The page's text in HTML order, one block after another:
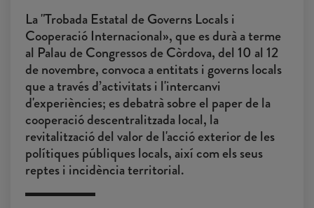
La "Trobada Estatal de Governs Locals i
Cooperació Internacional», que es durà a terme
al Palau de Congressos de Còrdova, del 10 al 12
de novembre, convoca a entitats i governs locals
que a través d’activitats i l'intercanvi
d'experiències; es debatrà sobre el paper de la
cooperació descentralitzada local, la
revitalització del valor de l'acció exterior de les
polítiques públiques locals, així com els seus
reptes i incidència territorial.